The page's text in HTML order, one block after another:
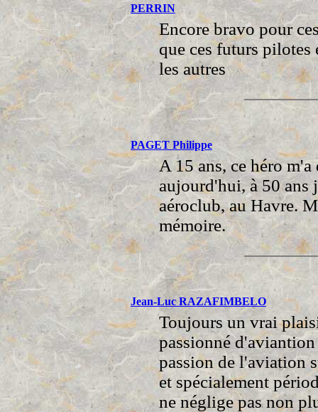
PERRIN
Encore bravo pour
que ces futurs pilotes
les autres
PAGET Philippe
A 15 ans, ce héro
aujourd'hui, à 50 ans
aéroclub, au Havre.
mémoire.
Jean-Luc RAZAFIMBELO
Toujours un vrai
passionné
passion de l'aviation
et spécialement
ne néglige pas non